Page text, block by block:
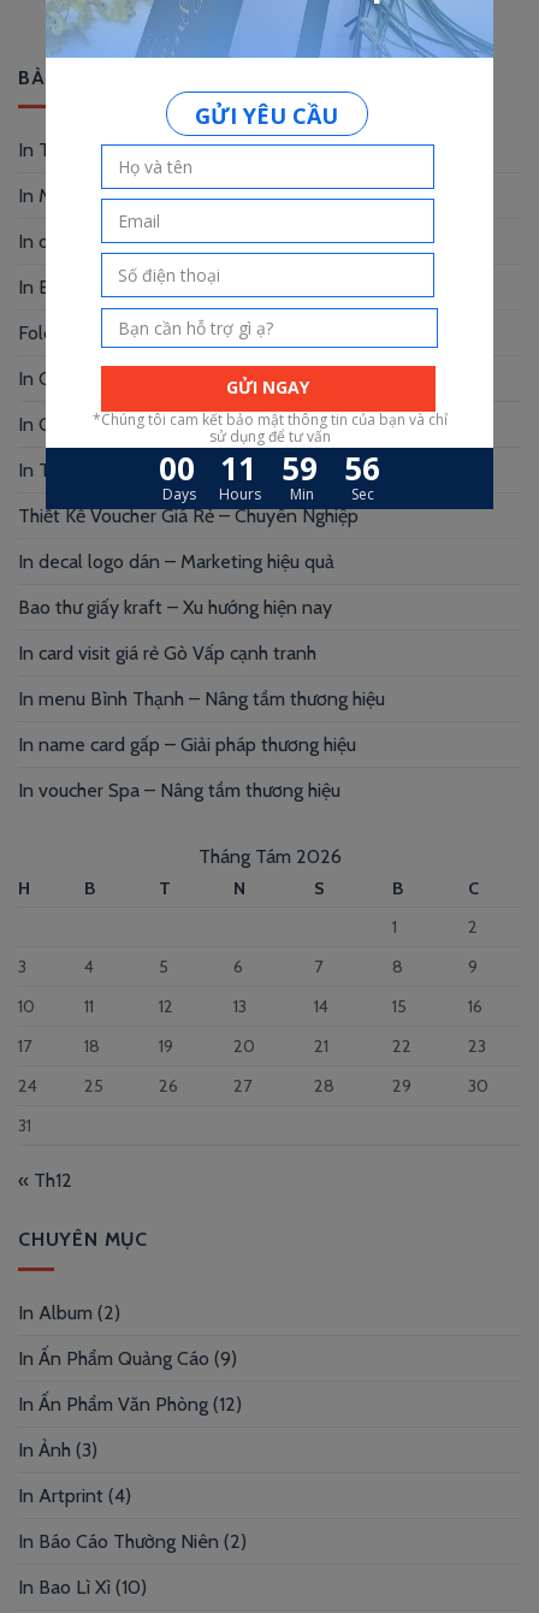
BÀI VIẾT MỚI
In Thẻ Nhựa Tại TP HCM – chỉ trong 24h
In Menu Vải Cao Cấp – Sang Trọng, Bền
In danh thiếp giấy mỹ thuật – Chạm là sang
In Brochure Giá Rẻ – In Nhanh, Đẹp
Folder đựng tài liệu đẹp – Dấu ấn của bạn
In Card Visit Đẹp – Ấn Tượng Từ Cái Nhìn Đầu Tiên
In Giấy Tiêu Đề Giá Rẻ – Bí Quyết Bật mí
In Thẻ Treo Giá Rẻ – In Nhanh, Chất Lượng
Thiết Kế Voucher Giá Rẻ – Chuyên Nghiệp
In decal logo dán – Marketing hiệu quả
Bao thư giấy kraft – Xu hướng hiện nay
In card visit giá rẻ Gò Vấp cạnh tranh
In menu Bình Thạnh – Nâng tầm thương hiệu
In name card gấp – Giải pháp thương hiệu
In voucher Spa – Nâng tầm thương hiệu
Tháng Tám 2026
H B T N S B
C
1
2
3
4 5 6 7 8
9
10
11 12 13 14 15
16
17
18 19 20 21 22
23
24
25 26 27 28 29
30
31
« Th12
CHUYÊN MỤC
In Album (2)
In Ấn Phẩm Quảng Cáo (9)
In Ấn Phẩm Văn Phòng (12)
In Ảnh (3)
In Artprint (4)
In Báo Cáo Thường Niên (2)
In Bao Lì Xì (10)